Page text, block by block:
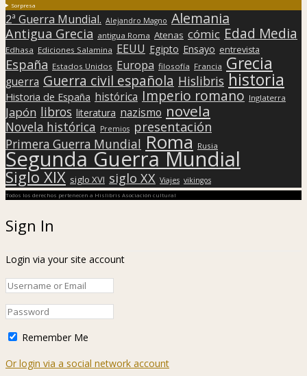
Sorpresa
2ª Guerra Mundial. Alejandro Magno Alemania
Antigua Grecia antigua Roma Atenas cómic Edad Media
Edhasa Ediciones Salamina EEUU Egipto Ensayo entrevista
España Estados Unidos Europa filosofía Francia Grecia
guerra Guerra civil española Hislibris historia
Historia de España histórica Imperio romano Inglaterra
Japón libros literatura nazismo novela
Novela histórica Premios presentación
Primera Guerra Mundial Roma Rusia
Segunda Guerra Mundial
Siglo XIX siglo XVI siglo XX Viajes vikingos
Todos los derechos pertenecen a Hislibris Asociación cultural
Sign In
Login via your site account
Remember Me
Or login via a social network account